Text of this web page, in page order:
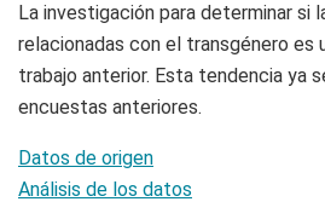
La investigación para determinar si
relacionadas con el transgénero es
trabajo anterior. Esta tendencia ya
encuestas anteriores.
Datos de origen
Análisis de los datos